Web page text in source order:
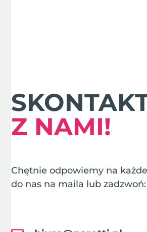
Z NAMI!
Chętnie odpowiemy na
do nas na maila lub zadzwoń: